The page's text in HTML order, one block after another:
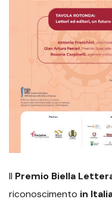
Il Premio Biella
riconoscimento in